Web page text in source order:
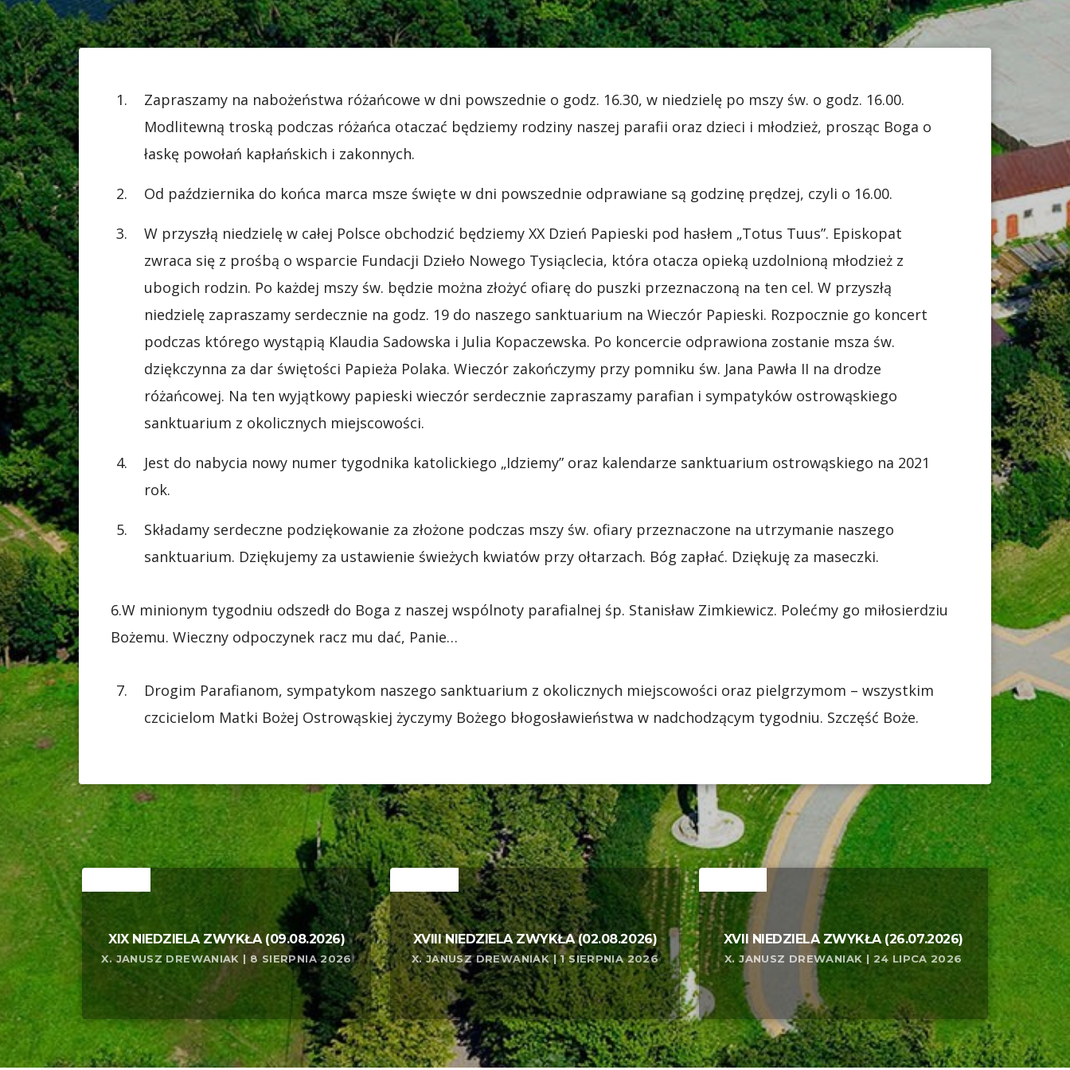
Zapraszamy na nabożeństwa różańcowe w dni powszednie o godz. 16.30, w niedzielę po mszy św. o godz. 16.00.
Modlitewną troską podczas różańca otaczać będziemy rodziny naszej parafii oraz dzieci i młodzież, prosząc Boga o
łaskę powołań kapłańskich i zakonnych.
Od października do końca marca msze święte w dni powszednie odprawiane są godzinę prędzej, czyli o 16.00.
W przyszłą niedzielę w całej Polsce obchodzić będziemy XX Dzień Papieski pod hasłem „Totus Tuus”. Episkopat
zwraca się z prośbą o wsparcie Fundacji Dzieło Nowego Tysiąclecia, która otacza opieką uzdolnioną młodzież z
ubogich rodzin. Po każdej mszy św. będzie można złożyć ofiarę do puszki przeznaczoną na ten cel. W przyszłą
niedzielę zapraszamy serdecznie na godz. 19 do naszego sanktuarium na Wieczór Papieski. Rozpocznie go koncert
podczas którego wystąpią Klaudia Sadowska i Julia Kopaczewska. Po koncercie odprawiona zostanie msza św.
dziękczynna za dar świętości Papieża Polaka. Wieczór zakończymy przy pomniku św. Jana Pawła II na drodze
różańcowej. Na ten wyjątkowy papieski wieczór serdecznie zapraszamy parafian i sympatyków ostrowąskiego
sanktuarium z okolicznych miejscowości.
Jest do nabycia nowy numer tygodnika katolickiego „Idziemy” oraz kalendarze sanktuarium ostrowąskiego na 2021
rok.
Składamy serdeczne podziękowanie za złożone podczas mszy św. ofiary przeznaczone na utrzymanie naszego
sanktuarium. Dziękujemy za ustawienie świeżych kwiatów przy ołtarzach. Bóg zapłać. Dziękuję za maseczki.
6.W minionym tygodniu odszedł do Boga z naszej wspólnoty parafialnej śp. Stanisław Zimkiewicz. Polećmy go miłosierdziu
Bożemu. Wieczny odpoczynek racz mu dać, Panie…
Drogim Parafianom, sympatykom naszego sanktuarium z okolicznych miejscowości oraz pielgrzymom – wszystkim
czcicielom Matki Bożej Ostrowąskiej życzymy Bożego błogosławieństwa w nadchodzącym tygodniu. Szczęść Boże.
XIX NIEDZIELA ZWYKŁA (09.08.2026)
X. JANUSZ DREWANIAK | 8 SIERPNIA 2026
XVIII NIEDZIELA ZWYKŁA (02.08.2026)
X. JANUSZ DREWANIAK | 1 SIERPNIA 2026
XVII NIEDZIELA ZWYKŁA (26.07.2026)
X. JANUSZ DREWANIAK | 24 LIPCA 2026